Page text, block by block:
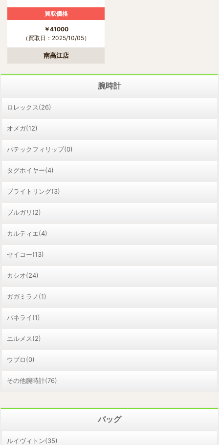
買取価格
￥41000
（買取日：2025/10/05）
南高江店
腕時計
ロレックス(26)
オメガ(12)
パテックフィリップ(0)
タグホイヤー(4)
ブライトリング(3)
ブルガリ(2)
カルティエ(4)
セイコー(13)
カシオ(24)
ガガミラノ(1)
パネライ(1)
エルメス(2)
ウブロ(0)
その他腕時計(76)
バッグ
ルイヴィトン(35)